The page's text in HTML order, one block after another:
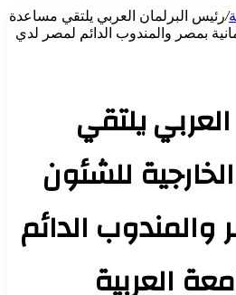
/رئيس البرلمان العربي يلتقي مساعدة
بمصر والمندوب الدائم لمصر لدي
يلتقي
للشئون
والمندوب الدائم
العربية